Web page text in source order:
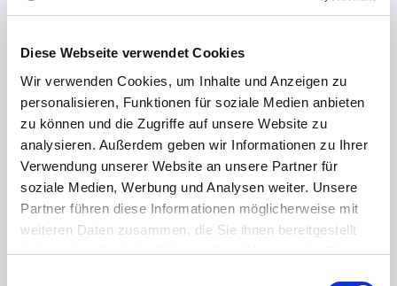
Diese Webseite verwendet Cookies
Wir verwenden Cookies, um Inhalte und Anzeigen zu
personalisieren, Funktionen für soziale Medien anbieten
zu können und die Zugriffe auf unsere Website zu
analysieren. Außerdem geben wir Informationen zu Ihrer
Verwendung unserer Website an unsere Partner für
soziale Medien, Werbung und Analysen weiter. Unsere
Partner führen diese Informationen möglicherweise mit
weiteren Daten zusammen, die Sie ihnen bereitgestellt
haben oder die sie im Rahmen Ihrer Nutzung der Dienste
Häufig gestellte Fragen
Du hast im FAQ nicht die passende Antwort gefunden oder möchtest mehr
und Tat zur Seite – schnell, kompetent und persönlich. Egal ob technische
Details, Ersatzteile oder Tipps zur Nutzung: Wir sind für dich da.
Support rund um die Uhr
Telefon
+49 (0) 800 22 77 372 / +43 (0) 662 88 921 333